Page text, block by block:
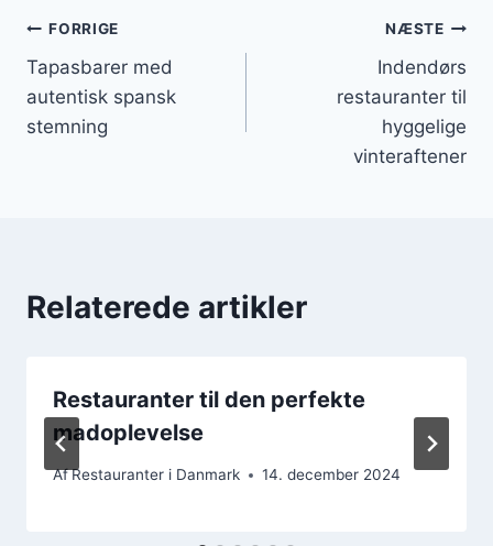
Indlægsnavigation
FORRIGE
Tapasbarer med
autentisk spansk
stemning
NÆSTE
Indendørs
restauranter til
hyggelige
vinteraftener
Relaterede artikler
Restauranter til den perfekte
madoplevelse
AfRestauranter i Danmark 14. december 2024